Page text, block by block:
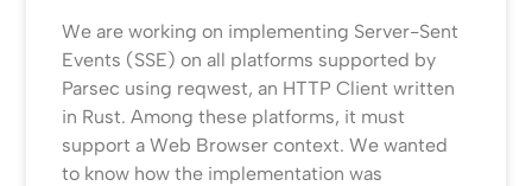
We are working on implementing Server-Sent
Events (SSE) on all platforms supported by
Parsec using reqwest, an HTTP Client written
in Rust. Among these platforms, it must
support a Web Browser context. We wanted
to know how the implementation was